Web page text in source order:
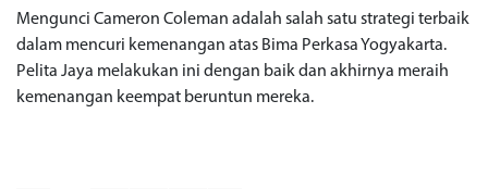
Mengunci Cameron Coleman adalah salah satu strategi terbaik
dalam mencuri kemenangan atas Bima Perkasa Yogyakarta.
Pelita Jaya melakukan ini dengan baik dan akhirnya meraih
kemenangan keempat beruntun mereka.